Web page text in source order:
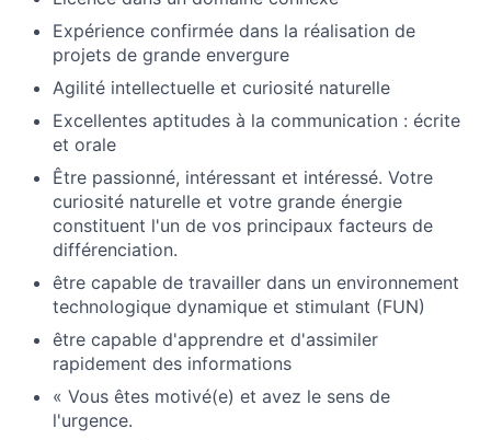
Expérience confirmée dans la réalisation de
projets de grande envergure
Agilité intellectuelle et curiosité naturelle
Excellentes aptitudes à la communication : écrite
et orale
Être passionné, intéressant et intéressé. Votre
curiosité naturelle et votre grande énergie
constituent l'un de vos principaux facteurs de
différenciation.
être capable de travailler dans un environnement
technologique dynamique et stimulant (FUN)
être capable d'apprendre et d'assimiler
rapidement des informations
« Vous êtes motivé(e) et avez le sens de
l'urgence.